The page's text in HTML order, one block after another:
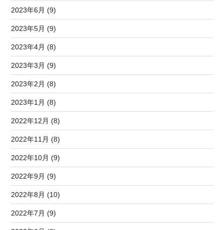
2023年6月 (9)
2023年5月 (9)
2023年4月 (8)
2023年3月 (9)
2023年2月 (8)
2023年1月 (8)
2022年12月 (8)
2022年11月 (8)
2022年10月 (9)
2022年9月 (9)
2022年8月 (10)
2022年7月 (9)